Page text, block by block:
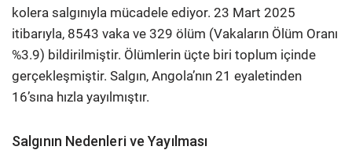
kolera salgınıyla mücadele ediyor. 23 Mart 2025
itibarıyla, 8543 vaka ve 329 ölüm (Vakaların Ölüm Oranı
%3.9) bildirilmiştir. Ölümlerin üçte biri toplum içinde
gerçekleşmiştir. Salgın, Angola’nın 21 eyaletinden
16’sına hızla yayılmıştır.
Salgının Nedenleri ve Yayılması